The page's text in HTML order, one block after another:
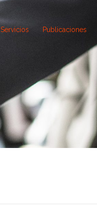
Servicios Publicaciones